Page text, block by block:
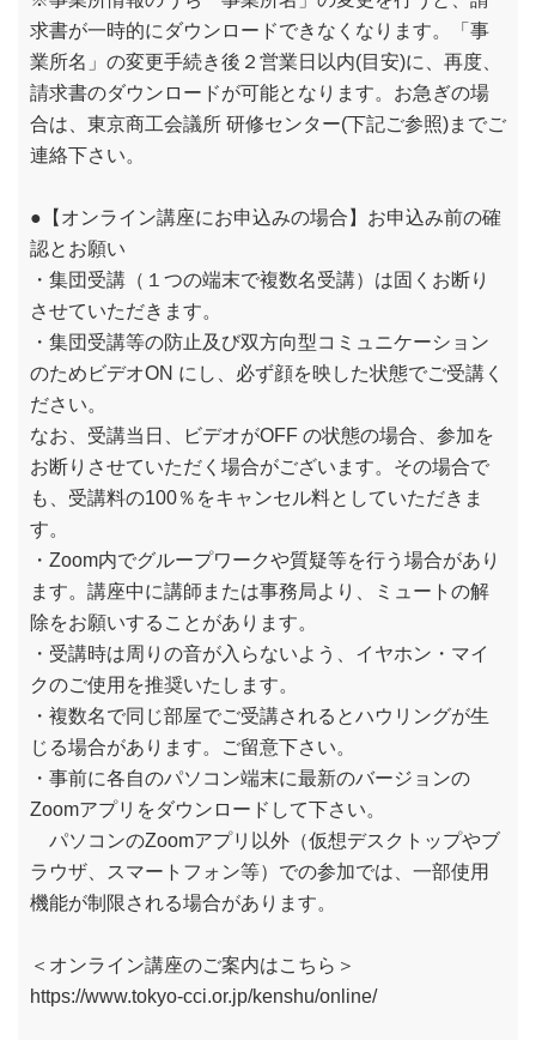
求書が一時的にダウンロードできなくなります。「事
業所名」の変更手続き後２営業日以内(目安)に、再度、
請求書のダウンロードが可能となります。お急ぎの場
合は、東京商工会議所 研修センター(下記ご参照)までご
連絡下さい。
●【オンライン講座にお申込みの場合】お申込み前の確
認とお願い
・集団受講（１つの端末で複数名受講）は固くお断り
させていただきます。
・集団受講等の防止及び双方向型コミュニケーション
のためビデオON にし、必ず顔を映した状態でご受講く
ださい。
なお、受講当日、ビデオがOFF の状態の場合、参加を
お断りさせていただく場合がございます。その場合で
も、受講料の100％をキャンセル料としていただきま
す。
・Zoom内でグループワークや質疑等を行う場合があり
ます。講座中に講師または事務局より、ミュートの解
除をお願いすることがあります。
・受講時は周りの音が入らないよう、イヤホン・マイ
クのご使用を推奨いたします。
・複数名で同じ部屋でご受講されるとハウリングが生
じる場合があります。ご留意下さい。
・事前に各自のパソコン端末に最新のバージョンの
Zoomアプリをダウンロードして下さい。
パソコンのZoomアプリ以外（仮想デスクトップやブ
ラウザ、スマートフォン等）での参加では、一部使用
機能が制限される場合があります。
＜オンライン講座のご案内はこちら＞
https://www.tokyo-cci.or.jp/kenshu/online/